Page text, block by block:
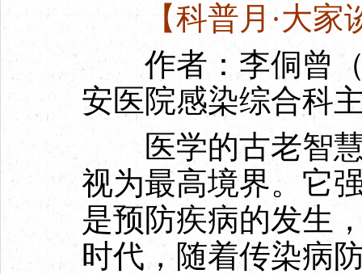
【科普月·大家
作者：李侗曾（
安医院感染综合科
医学的古老智慧
视为最高境界。它
是预防疾病的发生
时代，随着传染病